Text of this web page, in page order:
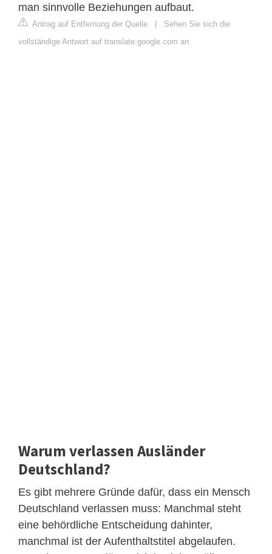
man sinnvolle Beziehungen aufbaut.
Antrag auf Entfernung der Quelle | Sehen Sie sich die
vollständige Antwort auf translate.google.com an
Warum verlassen Ausländer
Deutschland?
Es gibt mehrere Gründe dafür, dass ein Mensch
Deutschland verlassen muss: Manchmal steht
eine behördliche Entscheidung dahinter,
manchmal ist der Aufenthaltstitel abgelaufen.